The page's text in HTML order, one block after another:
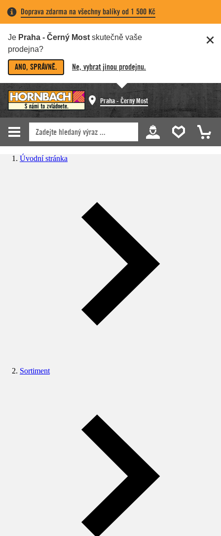
Doprava zdarma na všechny balíky od 1 500 Kč
Je Praha - Černý Most skutečně vaše
prodejna?
ANO, SPRÁVNĚ. Ne, vybrat jinou prodejnu.
Praha - Černý Most
Úvodní stránka
Sortiment